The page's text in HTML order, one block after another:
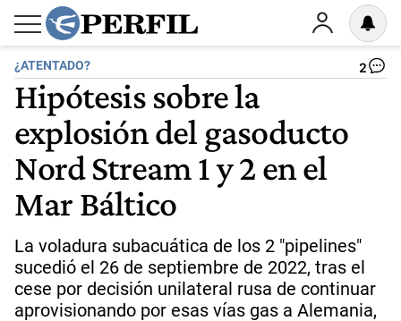
¿ATENTADO? 2
Hipótesis sobre la
explosión del gasoducto
Nord Stream 1 y 2 en el
Mar Báltico
La voladura subacuática de los 2 "pipelines"
sucedió el 26 de septiembre de 2022, tras el
cese por decisión unilateral rusa de continuar
aprovisionando por esas vías gas a Alemania,